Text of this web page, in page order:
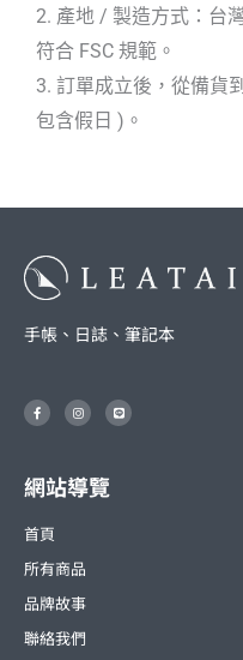
2. 產地 / 製造方式：台
符合 FSC 規範。
3. 訂單成立後，從備貨
包含假日 )。
手帳、日誌、筆記本
F
a
c
k
-
I
n
s
r
a
m
L
i
n
網站導覽
首頁
所有商品
品牌故事
聯絡我們